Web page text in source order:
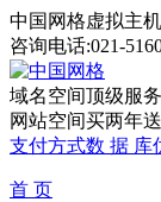
中国网格虚拟主
咨询电话:021-
域名空间顶级服
网站空间买两年
支付方式数 据 库
首 页